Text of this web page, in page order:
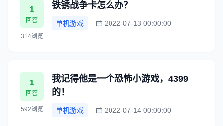
1
回答
314浏览
铁锈战争卡怎么办？
单机游戏 2022-07-13 00:00:00
1
回答
592浏览
我记得他是一个恐怖小游戏，4399
的！
单机游戏 2022-07-14 00:00:00